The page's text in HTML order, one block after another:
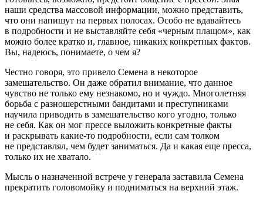
наши средства массовой информации, можно представить,
что они напишут на первых полосах. Особо не вдавайтесь
в подробности и не выставляйте себя «черным плащом», как
можно более кратко и, главное, никаких конкретных фактов.
Вы, надеюсь, понимаете, о чем я?
Честно говоря, это привело Семена в некоторое
замешательство. Он даже обратил внимание, что данное
чувство не только ему незнакомо, но и чуждо. Многолетняя
борьба с разношерстными бандитами и преступниками
научила приводить в замешательство кого угодно, только
не себя. Как он мог прессе выложить конкретные факты
и раскрывать какие-то подробности, если сам толком
не представлял, чем будет заниматься. Да и какая еще пресса,
только их не хватало.
Мысль о назначенной встрече у генерала заставила Семена
прекратить головомойку и подниматься на верхний этаж.